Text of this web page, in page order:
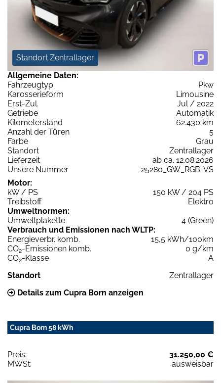
Standort Zentrallager
Allgemeine Daten:
Fahrzeugtyp
Pkw
Karosserieform
Limousine
Erst-Zul.
Jul / 2022
Getriebe
Automatik
Kilometerstand
62.430 km
Anzahl der Türen
5
Farbe
Grau
Standort
Zentrallager
Lieferzeit
ab ca. 12.08.2026
Unsere Nummer
25280_GW_RGB-VS
Motor:
kW / PS
150 kW / 204 PS
Treibstoff
Elektro
Umweltnormen:
Umweltplakette
4 (Green)
Verbrauch und Emissionen nach WLTP:
Energieverbr. komb.
15,5 kWh/100km
CO2-Emissionen komb.
0 g/km
CO2-Klasse
A
Standort
Zentrallager
Details zum Cupra Born anzeigen
Cupra Born 58 kWh
Preis:
31.250,00 €
MWSt:
ausweisbar